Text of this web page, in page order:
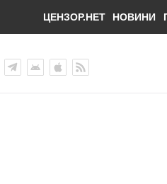
ЦЕНЗОР.НЕТ НОВИНИ